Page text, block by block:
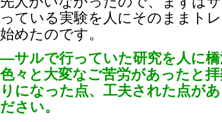
っている実験を人にそのままト
始めたのです。
―サルで行っていた研究を人に
色々と大変なご苦労があったと
りになった点、工夫された点が
ださい。